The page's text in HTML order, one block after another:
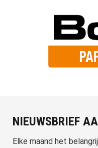
NIEUWSBRIEF
Elke maand het